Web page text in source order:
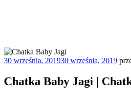
Opublikowane
30 września, 201930 września, 2019
Chatka Baby Jagi |